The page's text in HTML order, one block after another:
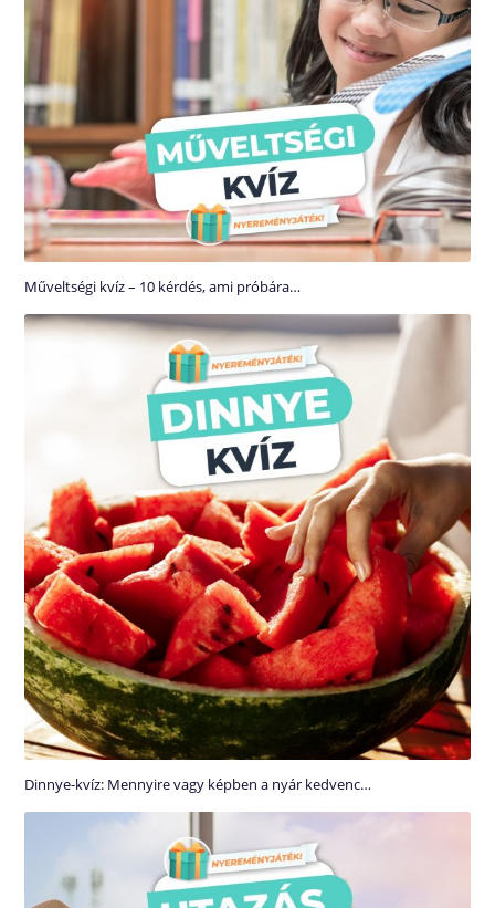
Műveltségi kvíz – 10 kérdés, ami próbára…
Dinnye-kvíz: Mennyire vagy képben a nyár kedvenc…